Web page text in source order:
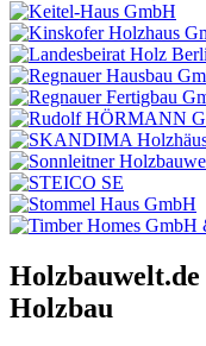
Holzbauwelt.de
Holzbau